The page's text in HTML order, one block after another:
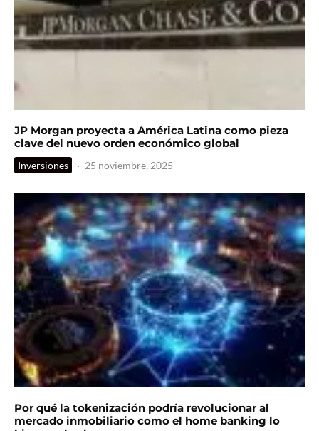
JP Morgan proyecta a América Latina como pieza
clave del nuevo orden económico global
Inversiones · 25 noviembre, 2025
Por qué la tokenización podría revolucionar al
mercado inmobiliario como el home banking lo